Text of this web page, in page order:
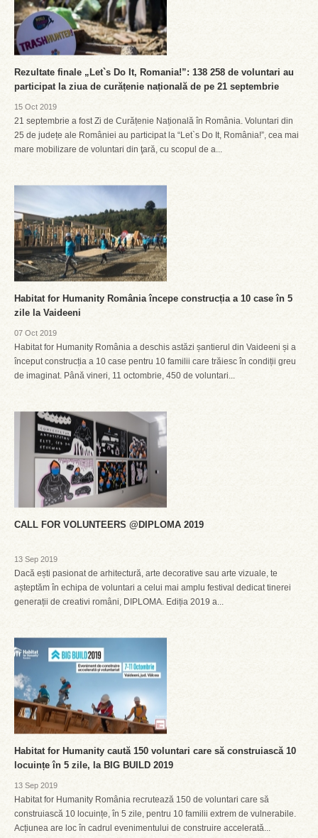
Rezultate finale „Let`s Do It, Romania!”: 138 258 de voluntari au
participat la ziua de curățenie națională de pe 21 septembrie
15 Oct 2019
21 septembrie a fost Zi de Curățenie Națională în România. Voluntari din
25 de județe ale României au participat la “Let`s Do It, România!”, cea mai
mare mobilizare de voluntari din ţară, cu scopul de a...
Habitat for Humanity România începe construcția a 10 case în 5
zile la Vaideeni
07 Oct 2019
Habitat for Humanity România a deschis astăzi șantierul din Vaideeni și a
început construcția a 10 case pentru 10 familii care trăiesc în condiții greu
de imaginat. Până vineri, 11 octombrie, 450 de voluntari...
CALL FOR VOLUNTEERS @DIPLOMA 2019
13 Sep 2019
Dacă ești pasionat de arhitectură, arte decorative sau arte vizuale, te
așteptăm în echipa de voluntari a celui mai amplu festival dedicat tinerei
generații de creativi români, DIPLOMA. Ediția 2019 a...
Habitat for Humanity caută 150 voluntari care să construiască 10
locuințe în 5 zile, la BIG BUILD 2019
13 Sep 2019
Habitat for Humanity România recrutează 150 de voluntari care să
construiască 10 locuințe, în 5 zile, pentru 10 familii extrem de vulnerabile.
Acțiunea are loc în cadrul evenimentului de construire accelerată...